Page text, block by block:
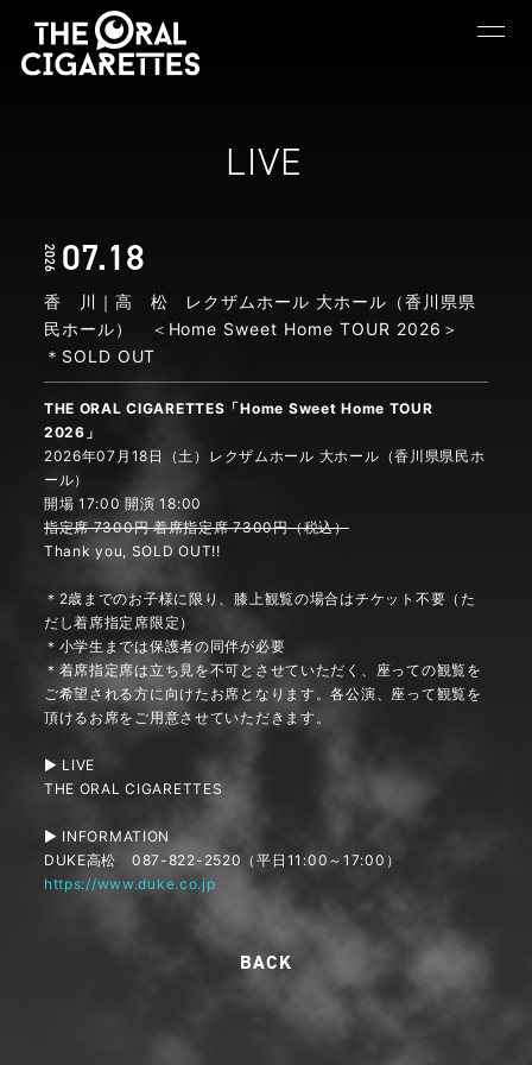
LIVE
2026 07.18
香 川｜高 松 レクザムホール 大ホール（香川県県
民ホール） ＜Home Sweet Home TOUR 2026＞
＊SOLD OUT
THE ORAL CIGARETTES「Home Sweet Home TOUR
2026」
2026年07月18日（土）レクザムホール 大ホール（香川県県民ホ
ール）
開場 17:00 開演 18:00
指定席 7300円 着席指定席 7300円（税込）
Thank you, SOLD OUT!!
＊2歳までのお子様に限り、膝上観覧の場合はチケット不要（た
だし着席指定席限定）
＊小学生までは保護者の同伴が必要
＊着席指定席は立ち見を不可とさせていただく、座っての観覧を
ご希望される方に向けたお席となります。各公演、座って観覧を
頂けるお席をご用意させていただきます。
▶ LIVE
THE ORAL CIGARETTES
▶ INFORMATION
DUKE高松 087-822-2520（平日11:00～17:00）
https://www.duke.co.jp